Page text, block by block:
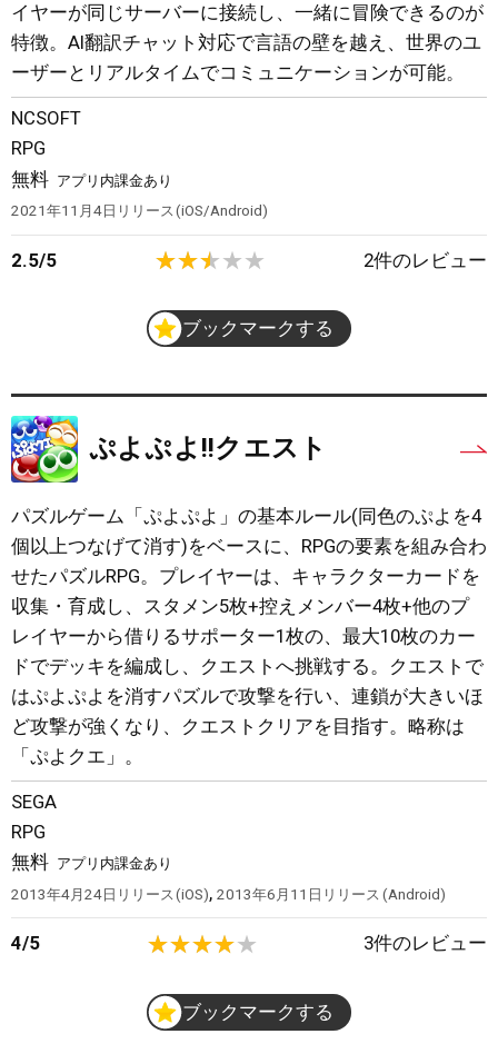
イヤーが同じサーバーに接続し、一緒に冒険できるのが
特徴。AI翻訳チャット対応で言語の壁を越え、世界のユ
ーザーとリアルタイムでコミュニケーションが可能。
NCSOFT
RPG
無料 アプリ内課金あり
2021年11月4日 リリース iOS/Android
2.5/5 2件のレビュー
ブックマークする
ぷよぷよ!!クエスト
パズルゲーム「ぷよぷよ」の基本ルール(同色のぷよを4
個以上つなげて消す)をベースに、RPGの要素を組み合わ
せたパズルRPG。プレイヤーは、キャラクターカードを
収集・育成し、スタメン5枚+控えメンバー4枚+他のプ
レイヤーから借りるサポーター1枚の、最大10枚のカー
ドでデッキを編成し、クエストへ挑戦する。クエストで
はぷよぷよを消すパズルで攻撃を行い、連鎖が大きいほ
ど攻撃が強くなり、クエストクリアを目指す。略称は
「ぷよクエ」。
SEGA
RPG
無料 アプリ内課金あり
2013年4月24日 リリース iOS ,2013年6月11日 リリース Android
4/5 3件のレビュー
ブックマークする